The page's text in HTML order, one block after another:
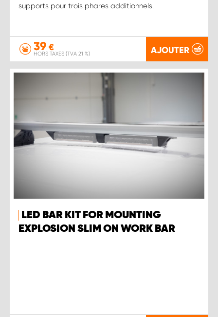
supports pour trois phares additionnels.
39 €
HORS TAXES (TVA 21 %) AJOUTER
LED BAR KIT FOR MOUNTING
EXPLOSION SLIM ON WORK BAR